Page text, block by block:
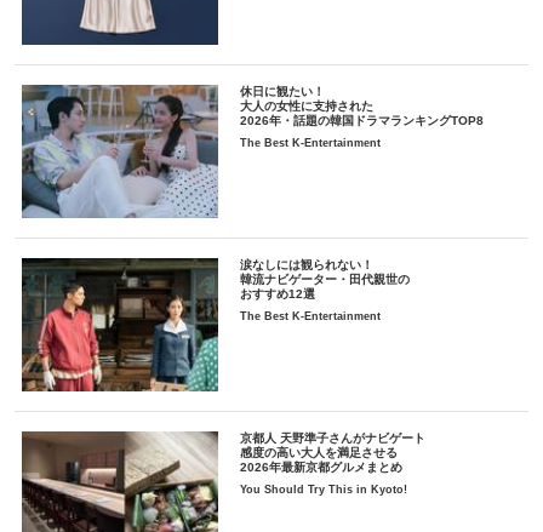
休日に観たい！
大人の女性に支持された
2026年・話題の韓国ドラマランキングTOP8
The Best K-Entertainment
涙なしには観られない！
韓流ナビゲーター・田代親世の
おすすめ12選
The Best K-Entertainment
京都人 天野準子さんがナビゲート
感度の高い大人を満足させる
2026年最新京都グルメまとめ
You Should Try This in Kyoto!